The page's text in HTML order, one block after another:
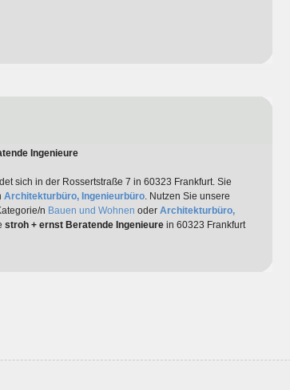
Ingenieure
sich in der Rossertstraße 7 in 60323 Frankfurt. Sie
Architekturbüro, Ingenieurbüro. Nutzen Sie unsere
n Bauen und Wohnen oder Architekturbüro,
stroh + ernst Beratende Ingenieurein 60323 Frankfurt